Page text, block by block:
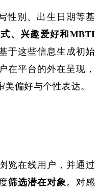
性别、出生日期等基
、兴趣爱好和 MBTI
于这些信息生成初始
在平台的外在呈现，
偏好与个性表达。
览在线用户，并通过
筛选潜在对象。对感